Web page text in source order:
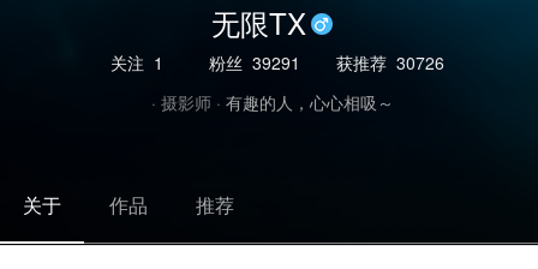
无限TX
关注 1 粉丝 39291 获推荐 30726
· 摄影师 · 有趣的人，心心相吸～
关于 作品 推荐